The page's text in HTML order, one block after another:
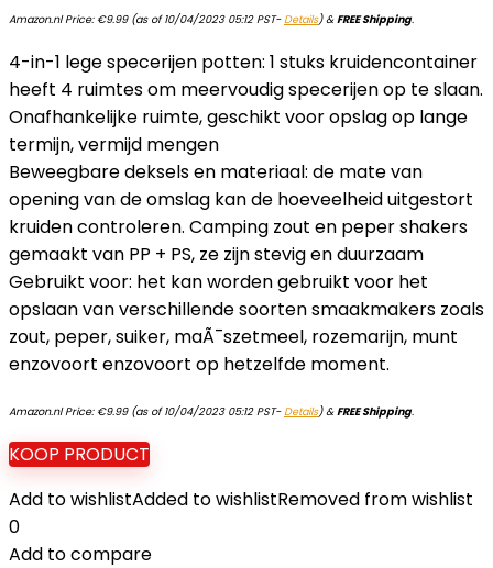
Amazon.nl Price: €9.99(as of 10/04/2023 05:12 PST-Details)&FREE Shipping.
4-in-1 lege specerijen potten: 1 stuks kruidencontainer
heeft 4 ruimtes om meervoudig specerijen op te slaan.
Onafhankelijke ruimte, geschikt voor opslag op lange
termijn, vermijd mengen
Beweegbare deksels en materiaal: de mate van
opening van de omslag kan de hoeveelheid uitgestort
kruiden controleren. Camping zout en peper shakers
gemaakt van PP + PS, ze zijn stevig en duurzaam
Gebruikt voor: het kan worden gebruikt voor het
opslaan van verschillende soorten smaakmakers zoals
zout, peper, suiker, maÃ¯szetmeel, rozemarijn, munt
enzovoort enzovoort op hetzelfde moment.
Amazon.nl Price: €9.99(as of 10/04/2023 05:12 PST-Details)&FREE Shipping.
KOOP PRODUCT
Add to wishlistAdded to wishlistRemoved from wishlist
0
Add to compare